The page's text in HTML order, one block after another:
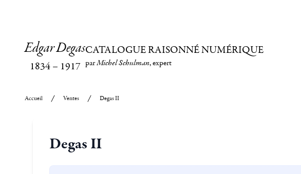
Edgar Degas
1834– 1917
CATALOGUE RAISONNÉ NUMÉRIQUE
parMichel Schulman, expert
Accueil Ventes Degas II
Degas II